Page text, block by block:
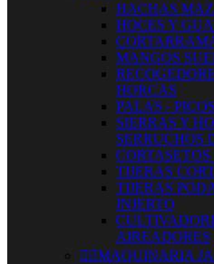
HACHAS
HOCES Y
MANGOS
HORCAS
PALAS -
SIERRAS Y
SERRUCHOS
TIJERAS
TIJERAS
INJERTO
AIREADORES
 MAQUINARIA